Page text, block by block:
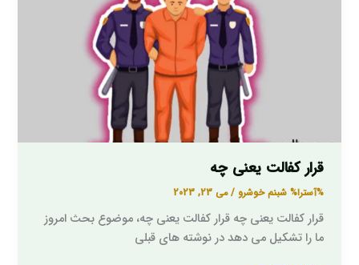
قرار کفالت یعنی چه
%آسترا% شبنم خوشرو/می 23, 2023
قرار کفالت یعنی چه قرار کفالت یعنی چه، موضوع بحث امروز
ما را تشکیل می دهد در نوشته های قبلی